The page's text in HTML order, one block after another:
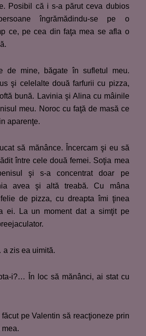
Posibil că i s-a părut ceva dubios
îngrămădindu-se pe o
ce, pe cea din faţa mea se afla o
de mine, băgate în sufletul meu.
şi celelalte două farfurii cu pizza,
bună. Lavinia şi Alina cu mâinile
meu. Noroc cu faţă de masă ce
aparenţe.
să mănânce. Încercam şi eu să
între cele două femei. Soţia mea
şi s-a concentrat doar pe
avea şi altă treabă. Cu mâna
de pizza, cu dreapta îmi ţinea
ei. La un moment dat a simţit pe
zis ea uimită.
i?… În loc să mănânci, ai stat cu
pe Valentin să reacţioneze prin